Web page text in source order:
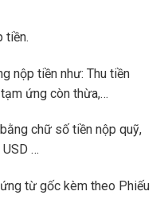
tiền.
nộp tiền như: Thu tiền
ứng còn thừa,…
chữ số tiền nộp quỹ,
…
từ gốc kèm theo Phiếu